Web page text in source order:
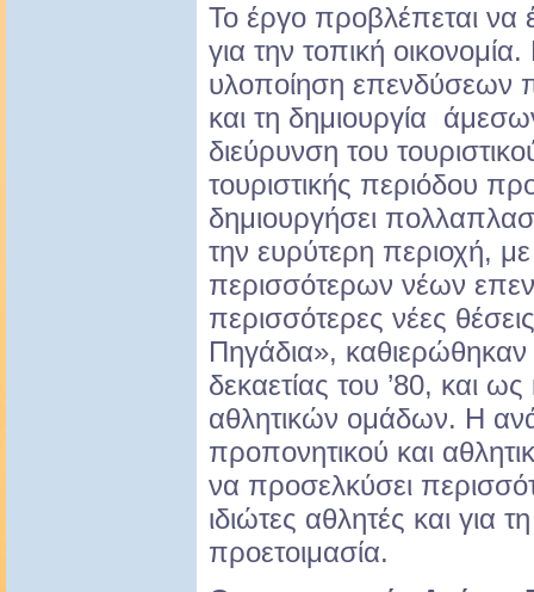
Το έργο προβλέπεται να
για την τοπική
υλοποίηση επενδύσεων
και τη δημιουργία
διεύρυνση του
τουριστικής περιόδου
δημιουργήσει
την ευρύτερη περιοχή,
περισσότερων νέων
περισσότερες νέες
Πηγάδια»,
δεκαετίας του ’80, και
αθλητικών ομάδων. Η
προπονητικού και
να προσελκύσει
ιδιώτες αθλητές και για
προετοιμασία.